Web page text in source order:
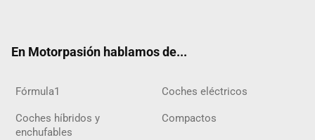
En Motorpasión hablamos de...
Fórmula1 Coches eléctricos
Coches híbridos y
enchufables
Compactos